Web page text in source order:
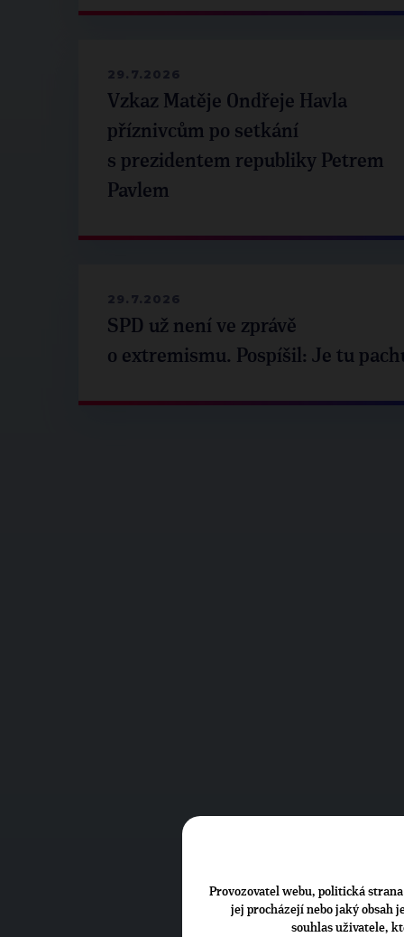
29.7.2026
Vzkaz Matěje Ondřeje Havla
příznivcům po setkání
s prezidentem republiky Petrem
Pavlem
29.7.2026
SPD už není ve zprávě
o extremismu. Pospíšil: Je tu
Provozovatel webu, politická
jej procházejí nebo jaký obsah
souhlas uživatele,